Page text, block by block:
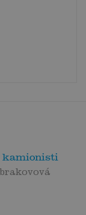
kamionisti